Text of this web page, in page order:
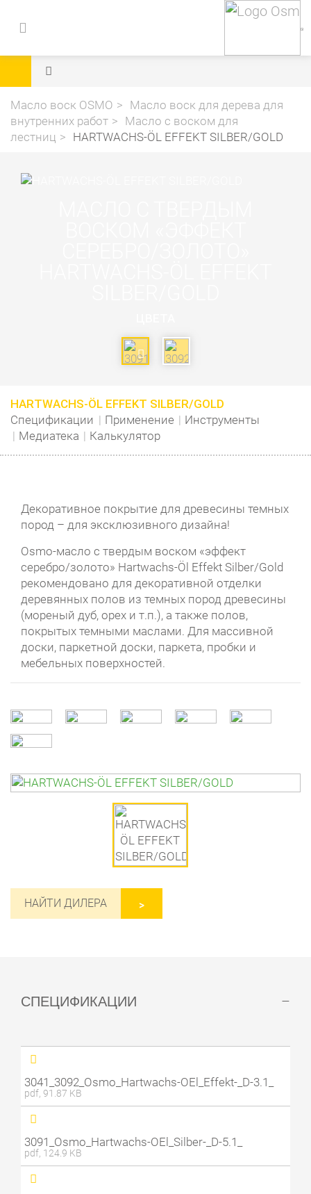
Масло воск OSMO
Масло воск для дерева для
внутренних работ
Масло с воском для
лестниц
HARTWACHS-ÖL EFFEKT SILBER/GOLD
HARTWACHS-ÖL EFFEKT SILBER/GOLD
Спецификации
Применение
Инструменты
Медиатека
Калькулятор
Декоративное покрытие для древесины темных
пород – для эксклюзивного дизайна!
Osmo-масло с твердым воском «эффект
серебро/золото» Hartwachs-Öl Effekt Silber/Gold
рекомендовано для декоративной отделки
деревянных полов из темных пород древесины
(мореный дуб, орех и т.п.), а также полов,
покрытых темными маслами. Для массивной
доски, паркетной доски, паркета, пробки и
мебельных поверхностей.
НАЙТИ ДИЛЕРА
СПЕЦИФИКАЦИИ
3041_3092_Osmo_Hartwachs-OEl_Effekt-_D-3.1_
pdf, 91.87 KB
3091_Osmo_Hartwachs-OEl_Silber-_D-5.1_
pdf, 124.9 KB